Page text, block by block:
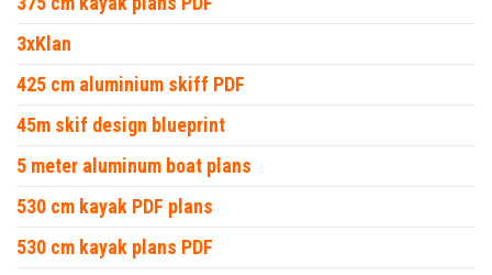
3xKlan
425 cm aluminium skiff PDF
45m skif design blueprint
5 meter aluminum boat plans
530 cm kayak PDF plans
530 cm kayak plans PDF